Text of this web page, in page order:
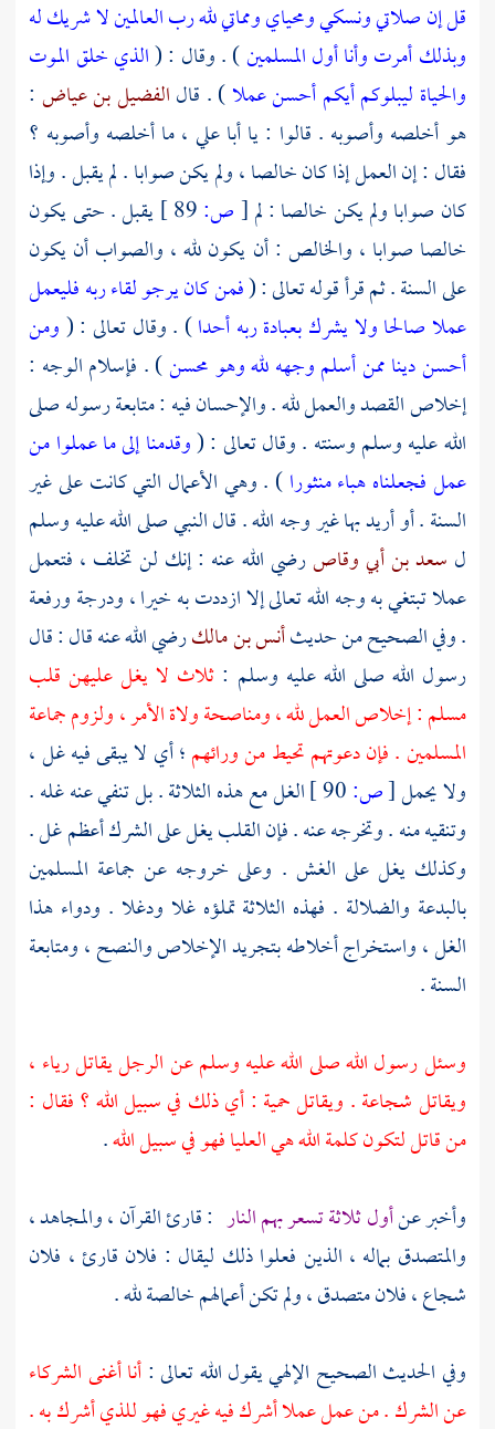
قل إن صلاتي ونسكي ومحياي ومماتي لله رب العالمينلا شريك له
وبذلك أمرت وأنا أول المسلمين) . وقال : (الذي خلق الموت
والحياة ليبلوكم أيكم أحسن عملا) . قالالفضيل بن عياض :
هو أخلصه وأصوبه . قالوا : ياأبا علي ، ما أخلصه وأصوبه ؟
فقال : إن العمل إذا كان خالصا ، ولم يكن صوابا . لم يقبل . وإذا
كان صوابا ولم يكن خالصا : لم[ص:
يقبل . حتى يكون
خالصا صوابا ، والخالص : أن يكون لله ، والصواب أن يكون
على السنة . ثم قرأ قوله تعالى : (فمن كان يرجو لقاء ربه فليعمل
عملا صالحا ولا يشرك بعبادة ربه أحدا) . وقال تعالى : (ومن
أحسن دينا ممن أسلم وجهه لله وهو محسن) . فإسلام الوجه :
إخلاص القصد والعمل لله . والإحسان فيه : متابعة رسوله صلى
الله عليه وسلم وسنته . وقال تعالى : (وقدمنا إلى ما عملوا من
عمل فجعلناه هباء منثورا) . وهي الأعمال التي كانت على غير
السنة . أو أريد بها غير وجه الله . قال النبي صلى الله عليه وسلم
ل سعد بن أبي وقاصرضي الله عنه : إنك لن تخلف ، فتعمل
عملا تبتغي به وجه الله تعالى إلا ازددت به خيرا ، ودرجة ورفعة
. وفي الصحيح من حديثأنس بن مالكرضي الله عنه قال : قال
رسول الله صلى الله عليه وسلم : ثلاث لا يغل عليهن قلب
مسلم : إخلاص العمل لله ، ومناصحة ولاة الأمر ، ولزوم جماعة
المسلمين . فإن دعوتهم تحيط من ورائهم؛ أي لا يبقى فيه غل ،
ولا يحمل[ص:
الغل مع هذه الثلاثة . بل تنفي عنه غله .
وتنقيه منه . وتخرجه عنه . فإن القلب يغل على الشرك أعظم غل .
وكذلك يغل على الغش . وعلى خروجه عن جماعة المسلمين
بالبدعة والضلالة . فهذه الثلاثة تملؤه غلا ودغلا . ودواء هذا
الغل ، واستخراج أخلاطه بتجريد الإخلاص والنصح ، ومتابعة
السنة .
وسئل رسول الله صلى الله عليه وسلم عن الرجل يقاتل رياء ،
ويقاتل شجاعة . ويقاتل حمية : أي ذلك في سبيل الله ؟ فقال :
من قاتل لتكون كلمة الله هي العليا فهو في سبيل الله.
وأخبر عنأول ثلاثة تسعر بهم النار : قارئ القرآن ، والمجاهد ،
والمتصدق بماله ، الذين فعلوا ذلك ليقال : فلان قارئ ، فلان
شجاع ، فلان متصدق ، ولم تكن أعمالهم خالصة لله .
وفي الحديث الصحيح الإلهي يقول الله تعالى :أنا أغنى الشركاء
عن الشرك . من عمل عملا أشرك فيه غيري فهو للذي أشرك به .